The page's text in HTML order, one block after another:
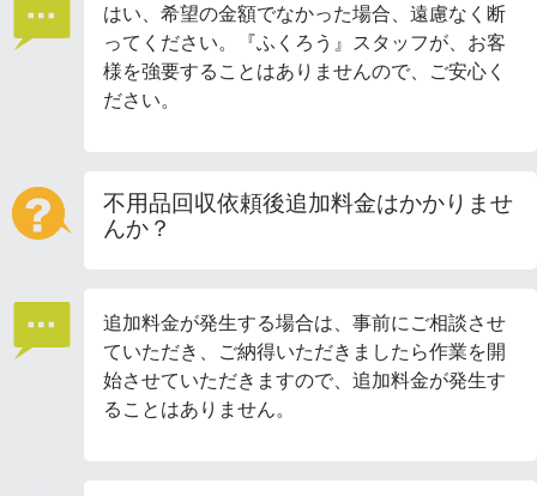
はい、希望の金額でなかった場合、遠慮なく断
ってください。『ふくろう』スタッフが、お客
様を強要することはありませんので、ご安心く
ださい。
不用品回収依頼後追加料金はかかりませ
んか？
追加料金が発生する場合は、事前にご相談させ
ていただき、ご納得いただきましたら作業を開
始させていただきますので、追加料金が発生す
ることはありません。